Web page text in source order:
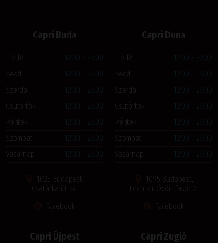
Capri Buda
Hétfő
12:00 - 23:00
Kedd
12:00 - 23:00
Szerda
12:00 - 23:00
Csütörtök
12:00 - 23:00
Péntek
12:00 - 23:00
Szombat
12:00 - 23:00
Vasárnap
12:00 - 23:00
1025 Budapest,
Csatárka út 54.
Facebook
Capri Duna
Hétfő
12:00 - 23:00
Kedd
12:00 - 23:00
Szerda
12:00 - 23:00
Csütörtök
12:00 - 23:00
Péntek
12:00 - 23:00
Szombat
12:00 - 23:00
Vasárnap
12:00 - 23:00
1095 Budapest,
Lechner Ödön fasor 2.
Facebook
Capri Újpest Capri Zugló